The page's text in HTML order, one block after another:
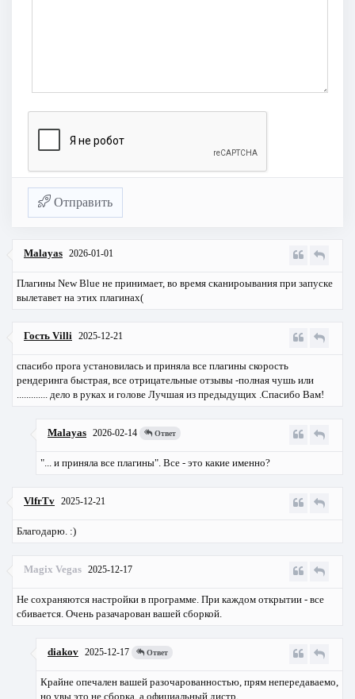
Отправить
Malayas 2026-01-01
Плагины New Blue не принимает, во время сканироывания при запуске
вылетавет на этих плагинах(
Гость Villi 2025-12-21
спасибо прога установилась и приняла все плагины скорость
рендеринга быстрая, все отрицательные отзывы -полная чушь или
............. дело в руках и голове Лучшая из предыдущих .Спасибо Вам!
Malayas 2026-02-14 Ответ
"... и приняла все плагины". Все - это какие именно?
VlfrTv 2025-12-21
Благодарю. :)
Magix Vegas 2025-12-17
Не сохраняются настройки в программе. При каждом открытии - все
сбивается. Очень разачарован вашей сборкой.
diakov 2025-12-17 Ответ
Крайне опечален вашей разочарованностью, прям непередаваемо,
но увы это не сборка, а официальный дистр.